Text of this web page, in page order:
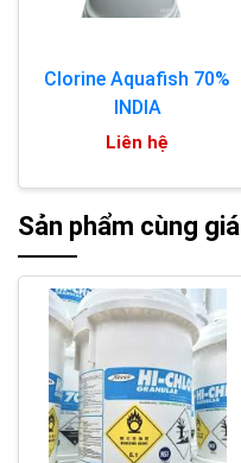
Clorine Aquafish 70%
INDIA
Liên hệ
Sản phẩm cùng giá